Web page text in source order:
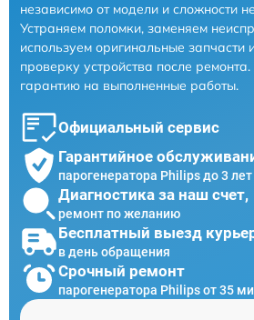
независимо от модели и сложности
Устраняем поломки, заменяем
используем оригинальные
проверку устройства после
гарантию на выполненные работы.
Официальный сервис
Гарантийное
парогенератора Philips до 3 лет
Диагностика за наш счет,
ремонт по желанию
Бесплатный выезд
в день обращения
Срочный ремонт
парогенератора Philips от 35